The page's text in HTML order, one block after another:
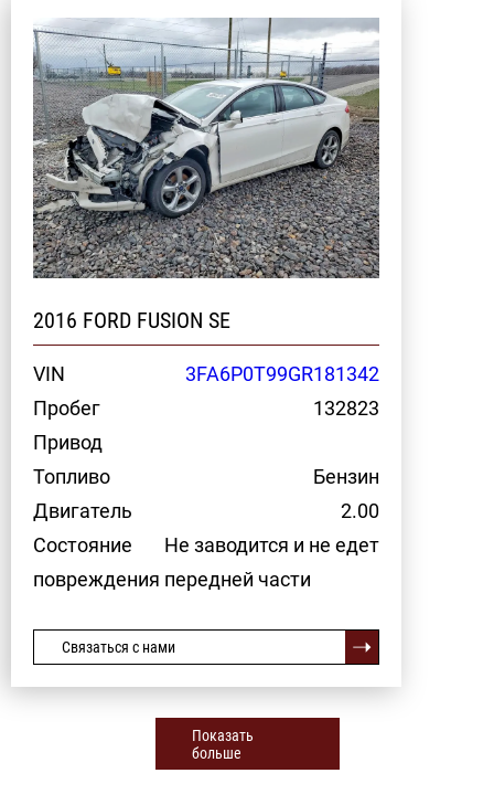
2016 FORD FUSION SE
VIN
3FA6P0T99GR181342
Пробег
132823
Привод
Топливо
Бензин
Двигатель
2.00
Состояние
Не заводится и не едет
повреждения передней части
Связаться с нами
Показать
больше